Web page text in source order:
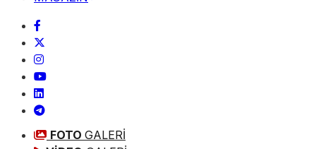
FOTO GALERİ